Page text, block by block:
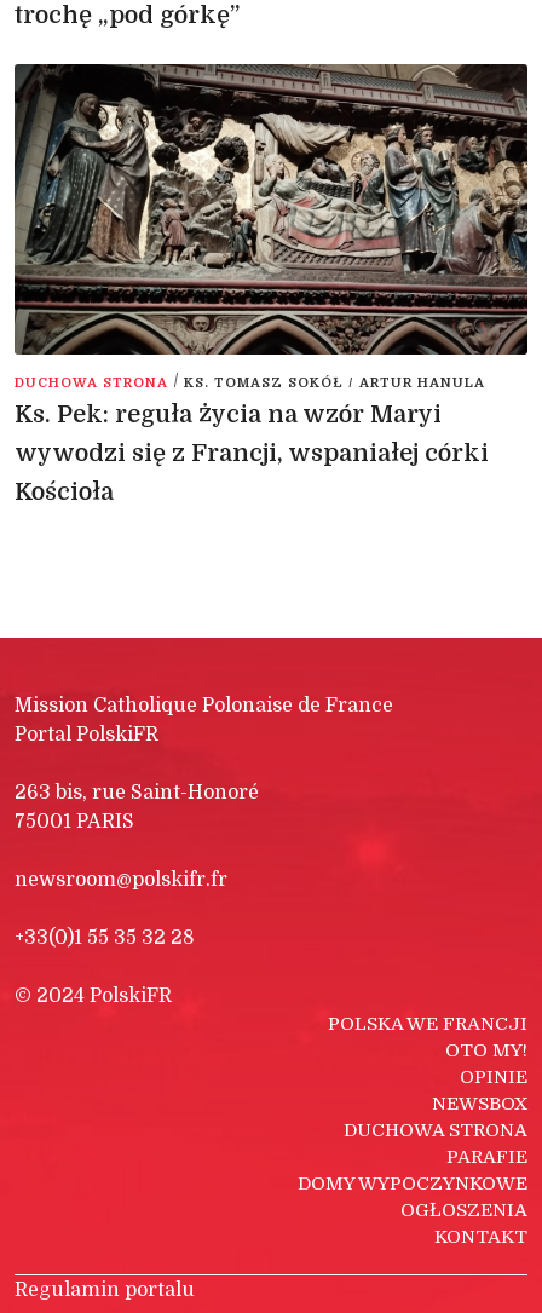
trochę „pod górkę”
DUCHOWA STRONA / KS. TOMASZ SOKÓŁ / ARTUR HANULA
Ks. Pek: reguła życia na wzór Maryi
wywodzi się z Francji, wspaniałej córki
Kościoła
Mission Catholique Polonaise de France
Portal PolskiFR
263 bis, rue Saint-Honoré
75001 PARIS
newsroom@polskifr.fr
+33(0)1 55 35 32 28
© 2024 PolskiFR
POLSKA WE FRANCJI
OTO MY!
OPINIE
NEWSBOX
DUCHOWA STRONA
PARAFIE
DOMY WYPOCZYNKOWE
OGŁOSZENIA
KONTAKT
Regulamin portalu